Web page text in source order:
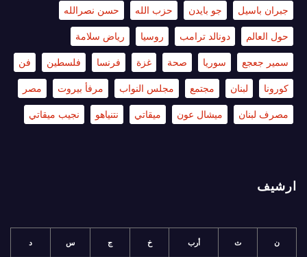
جبران باسيل جو بايدن حزب الله حسن نصرالله
حول العالم دونالد ترامب روسيا رياض سلامة
سمير جعجع سوريا صحة غزة فرنسا فلسطين فن
كورونا لبنان مجتمع مجلس النواب مرفأ بيروت مصر
مصرف لبنان ميشال عون ميقاتي نتنياهو نجيب ميقاتي
ارشيف
ن ث أرب خ ج س د